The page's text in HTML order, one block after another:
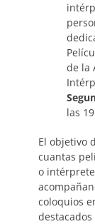
de la
las
El objetivo
cuantas
o
coloquios